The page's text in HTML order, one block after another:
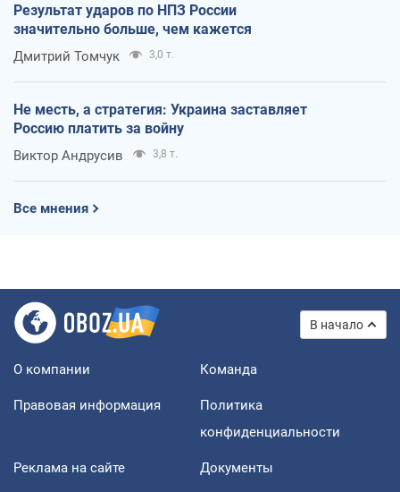
Результат ударов по НПЗ России
значительно больше, чем кажется
Дмитрий Томчук 3,0 т.
Не месть, а стратегия: Украина заставляет
Россию платить за войну
Виктор Андрусив 3,8 т.
Все мнения
В начало
О компании Команда
Правовая информация
Политика
конфиденциальности
Реклама на сайте Документы